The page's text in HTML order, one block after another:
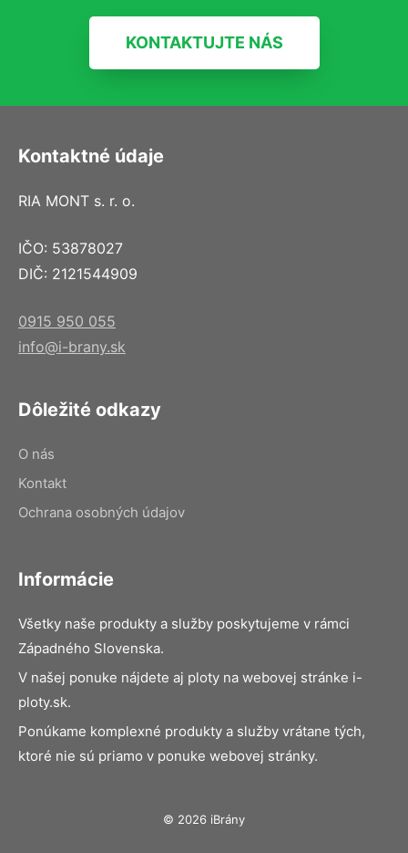
KONTAKTUJTE NÁS
Kontaktné údaje
RIA MONT s. r. o.
IČO: 53878027
DIČ: 2121544909
0915 950 055
info@i-brany.sk
Dôležité odkazy
O nás
Kontakt
Ochrana osobných údajov
Informácie
Všetky naše produkty a služby poskytujeme v rámci
Západného Slovenska.
V našej ponuke nájdete aj ploty na webovej stránke i-
ploty.sk.
Ponúkame komplexné produkty a služby vrátane tých,
ktoré nie sú priamo v ponuke webovej stránky.
© 2026 iBrány